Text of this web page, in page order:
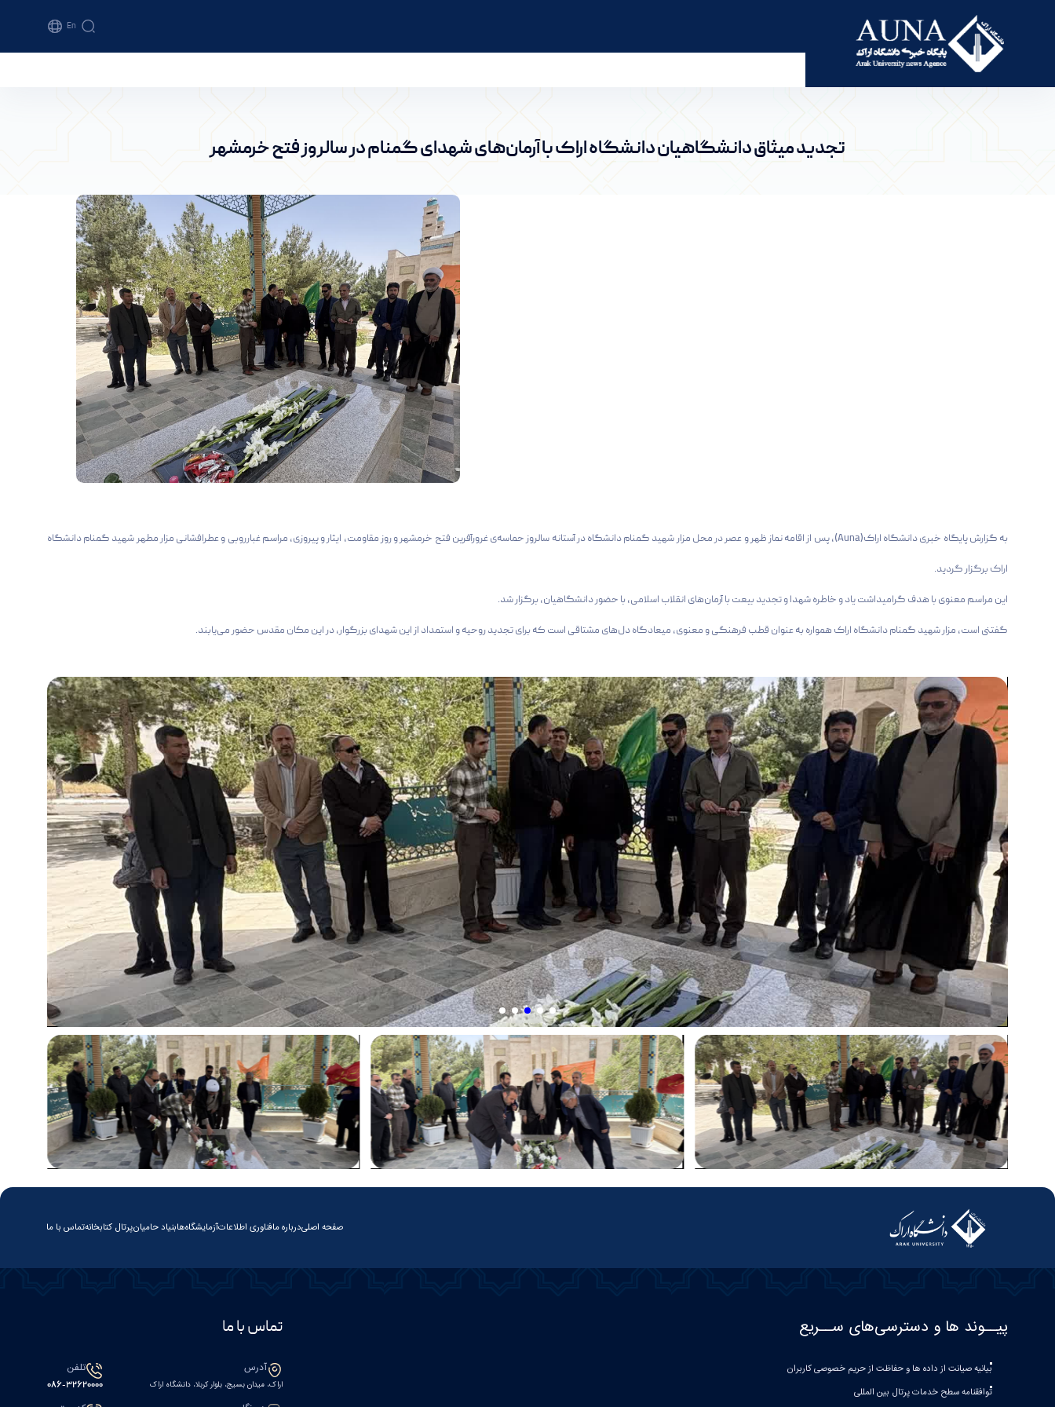
En
تجدید میثاق دانشگاهیان دانشگاه اراک با آرمان‌های شهدای گمنام در سالروز فتح خرمشهر - پرتال خبری دانشگاه اراک
تجدید میثاق دانشگاهیان دانشگاه اراک با آرمان‌های شهدای گمنام در سالروز فتح خرمشهر
به گزارش پایگاه خبری دانشگاه اراک(Auna)، پس از اقامه نماز ظهر و عصر در محل مزار شهید گمنام دانشگاه در آستانه سالروز حماسه‌ی غرورآفرین فتح خرمشهر و روز مقاومت، ایثار و پیروزی، مراسم غبارروبی و عطرافشانی مزار مطهر شهید گمنام دانشگاه
اراک برگزار گردید.
این مراسم معنوی با هدف گرامیداشت یاد و خاطره شهدا و تجدید بیعت با آرمان‌های انقلاب اسلامی، با حضور دانشگاهیان، برگزار شد.
گفتنی است، مزار شهید گمنام دانشگاه اراک همواره به عنوان قطب فرهنگی و معنوی، میعادگاه دل‌های مشتاقی است که برای تجدید روحیه و استمداد از این شهدای بزرگوار، در این مکان مقدس حضور می‌یابند.
صفحه اصلیدرباره مافناوری اطلاعاتآزمایشگاه‌هابنیاد حامیانپرتال کتابخانهتماس با ما
پیــوند ها و دسترسی‌های ســریع
بیانیه صيانت از داده ها و حفاظت از حريم خصوصی كاربران
توافقنامه سطح خدمات پرتال بین المللی
تماس با ما
آدرس
اراک، میدان بسیج، بلوار کربلا، دانشگاه اراک
تلفن
086-32620000